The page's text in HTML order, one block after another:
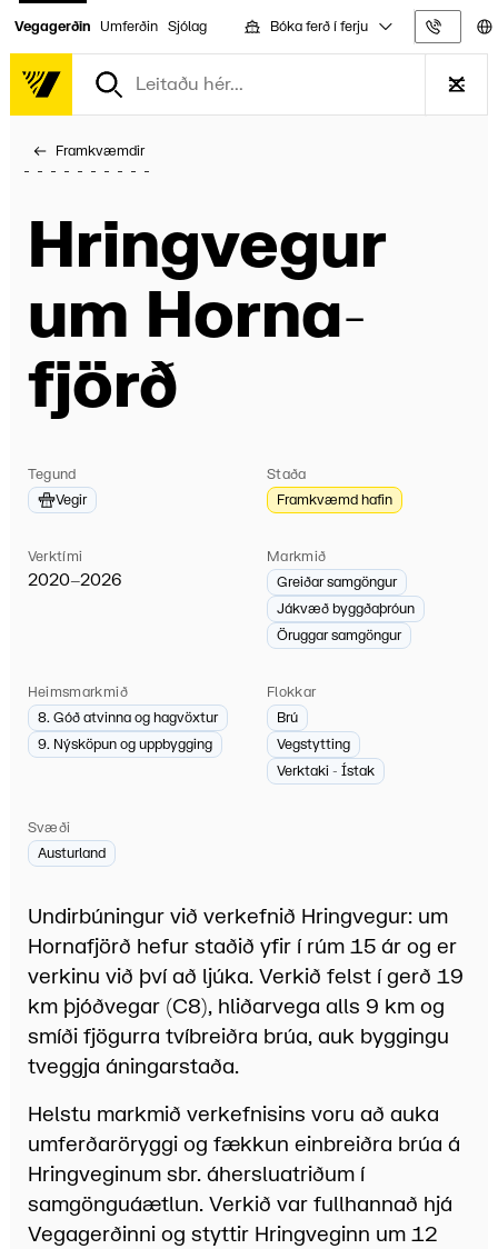
Vegagerðin Umferðin Sjólag Bóka ferð í ferju
Framkvæmdir
Hring­vegur
um Horna­
fjörð
Tegund
Vegir
Staða
Framkvæmd hafin
Verktími
2020–2026
Markmið
Greiðar samgöngur
Jákvæð byggðaþróun
Öruggar samgöngur
Heimsmarkmið
8. Góð atvinna og hagvöxtur
9. Nýsköpun og uppbygging
Flokkar
Brú
Vegstytting
Verktaki - Ístak
Svæði
Austurland
Undirbúningur við verkefnið Hringvegur: um
Hornafjörð hefur staðið yfir í rúm 15 ár og er
verkinu við því að ljúka. Verkið felst í gerð 19
km þjóðvegar (C8), hliðarvega alls 9 km og
smíði fjögurra tvíbreiðra brúa, auk byggingu
tveggja áningarstaða.
Helstu markmið verkefnisins voru að auka
umferðaröryggi og fækkun einbreiðra brúa á
Hringveginum sbr. áhersluatriðum í
samgönguáætlun. Verkið var fullhannað hjá
Vegagerðinni og styttir Hringveginn um 12